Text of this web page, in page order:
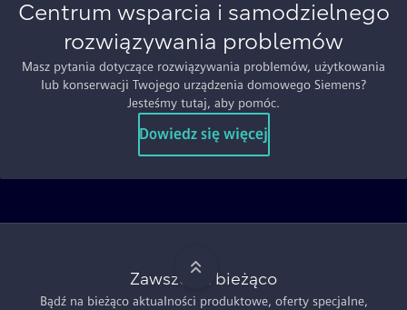
Centrum wsparcia i samodzielnego
rozwiązywania problemów
Masz pytania dotyczące rozwiązywania problemów, użytkowania
lub konserwacji Twojego urządzenia domowego Siemens?
Jesteśmy tutaj, aby pomóc.
Dowiedz się więcej
Zawsze na bieżąco
Bądź na bieżąco aktualności produktowe, oferty specjalne,